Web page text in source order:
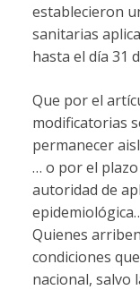
establecieron
sanitarias
hasta el día 31
Que por el
modificatorias
permanecer
… o por el
autoridad de
Quienes
condiciones
nacional, salvo